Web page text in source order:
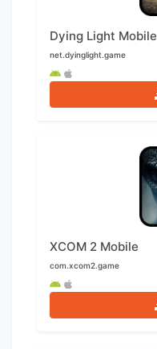
Dying Light Mobile
net.dyinglight.game
XCOM 2 Mobile
com.xcom2.game